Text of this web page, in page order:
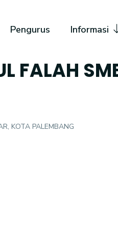
Pengurus Informasi
FALAH
KOTA PALEMBANG